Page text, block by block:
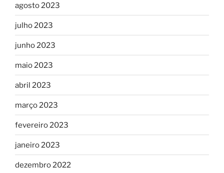
agosto 2023
julho 2023
junho 2023
maio 2023
abril 2023
março 2023
fevereiro 2023
janeiro 2023
dezembro 2022